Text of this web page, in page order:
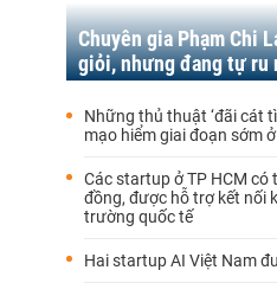
Chuyên gia Phạm Chi
giỏi, nhưng đang tự ru
Những thủ thuật ‘đãi cát
mạo hiểm giai đoạn sớm
Các startup ở TP HCM có
đồng, được hỗ trợ kết nối
trường quốc tế
Hai startup AI Việt Nam